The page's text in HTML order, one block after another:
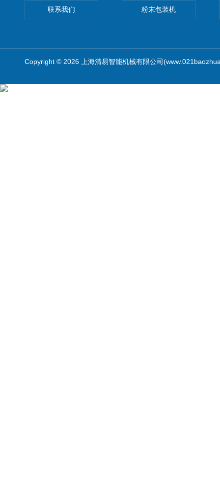
联系我们 粉末包装机
Copyright © 2026 上海清易智能机械有限公司